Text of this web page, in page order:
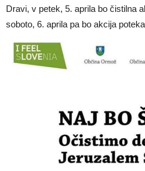
Dravi, v petek, 5. aprila bo čistilna
soboto, 6. aprila pa bo akcija